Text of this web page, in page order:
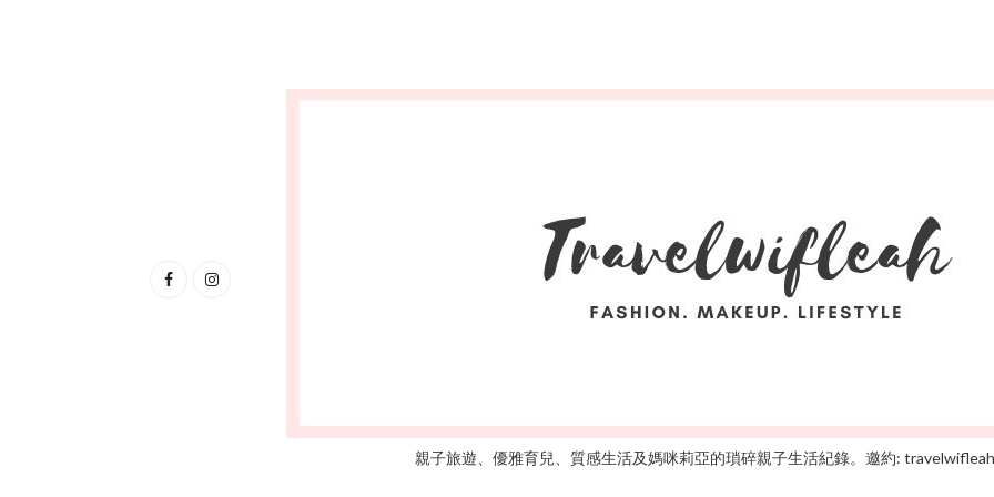
親子旅遊、優雅育兒、質感生活及媽咪莉亞的瑣碎親子生活紀錄。邀約: